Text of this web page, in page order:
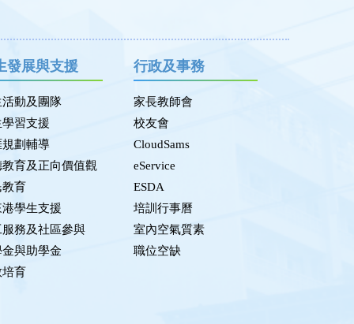
發展與支援
動及團隊
習支援
劃輔導
育及正向價值觀
教育
港學生支援
務及社區參與
與助學金
培育
行政及事務
家長教師會
校友會
CloudSams
eService
ESDA
培訓行事曆
室內空氣質素
職位空缺